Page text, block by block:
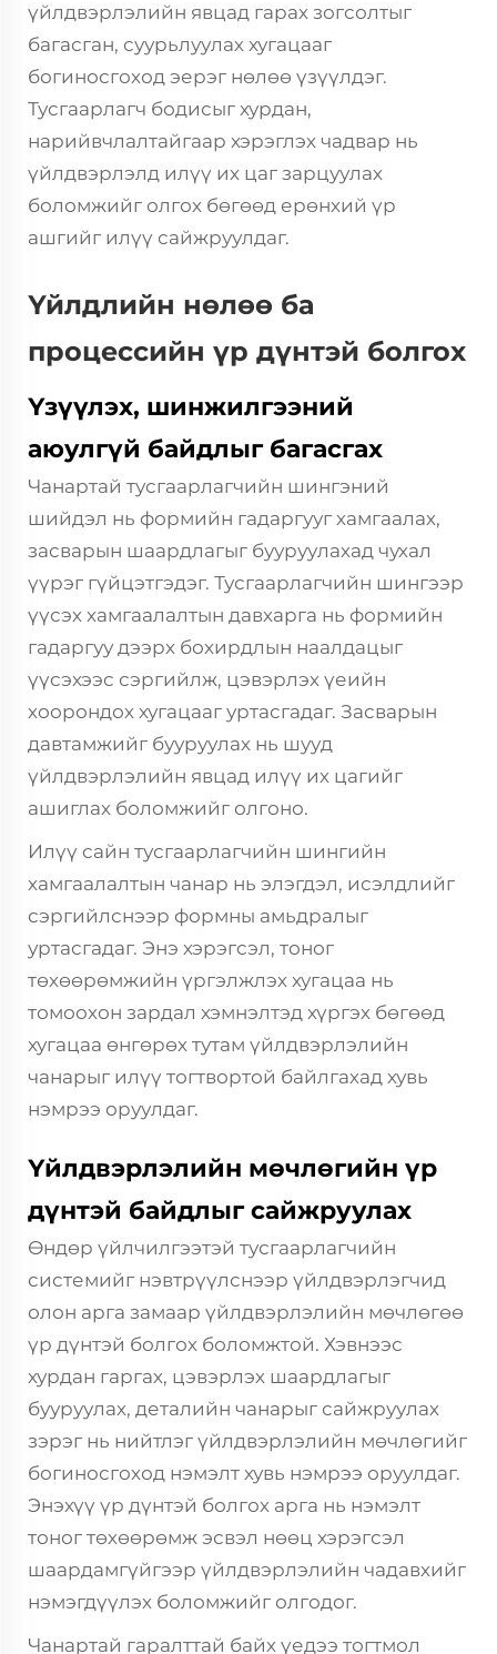
үйлдвэрлэлийн явцад гарах зогсолтыг
багасган, суурьлуулах хугацааг
богиносгоход эерэг нөлөө үзүүлдэг.
Тусгаарлагч бодисыг хурдан,
нарийвчлалтайгаар хэрэглэх чадвар нь
үйлдвэрлэлд илүү их цаг зарцуулах
боломжийг олгох бөгөөд ерөнхий үр
ашгийг илүү сайжруулдаг.
Үйлдлийн нөлөө ба
процессийн үр дүнтэй болгох
Үзүүлэх, шинжилгээний
аюулгүй байдлыг багасгах
Чанартай тусгаарлагчийн шингэний
шийдэл нь формийн гадаргууг хамгаалах,
засварын шаардлагыг бууруулахад чухал
үүрэг гүйцэтгэдэг. Тусгаарлагчийн шингээр
үүсэх хамгаалалтын давхарга нь формийн
гадаргуу дээрх бохирдлын наалдацыг
үүсэхээс сэргийлж, цэвэрлэх үеийн
хоорондох хугацааг уртасгадаг. Засварын
давтамжийг бууруулах нь шууд
үйлдвэрлэлийн явцад илүү их цагийг
ашиглах боломжийг олгоно.
Илүү сайн тусгаарлагчийн шингийн
хамгаалалтын чанар нь элэгдэл, исэлдлийг
сэргийлснээр формны амьдралыг
уртасгадаг. Энэ хэрэгсэл, тоног
төхөөрөмжийн үргэлжлэх хугацаа нь
томоохон зардал хэмнэлтэд хүргэх бөгөөд
хугацаа өнгөрөх тутам үйлдвэрлэлийн
чанарыг илүү тогтвортой байлгахад хувь
нэмрээ оруулдаг.
Үйлдвэрлэлийн мөчлөгийн үр
дүнтэй байдлыг сайжруулах
Өндөр үйлчилгээтэй тусгаарлагчийн
системийг нэвтрүүлснээр үйлдвэрлэгчид
олон арга замаар үйлдвэрлэлийн мөчлөгөө
үр дүнтэй болгох боломжтой. Хэвнээс
хурдан гаргах, цэвэрлэх шаардлагыг
бууруулах, деталийн чанарыг сайжруулах
зэрэг нь нийтлэг үйлдвэрлэлийн мөчлөгийг
богиносгоход нэмэлт хувь нэмрээ оруулдаг.
Энэхүү үр дүнтэй болгох арга нь нэмэлт
тоног төхөөрөмж эсвэл нөөц хэрэгсэл
шаардамгүйгээр үйлдвэрлэлийн чадавхийг
нэмэгдүүлэх боломжийг олгодог.
Чанартай гаралттай байх үедээ тогтмол